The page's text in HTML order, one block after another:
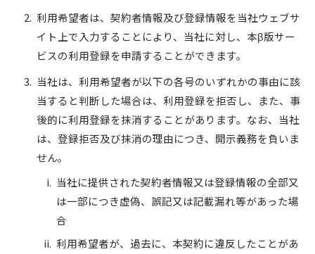
利用希望者は、契約者情報及び登録情報を当社ウェブサ
イト上で入力することにより、当社に対し、本β版サー
ビスの利用登録を申請することができます。
当社は、利用希望者が以下の各号のいずれかの事由に該
当すると判断した場合は、利用登録を拒否し、また、事
後的に利用登録を抹消することがあります。なお、当社
は、登録拒否及び抹消の理由につき、開示義務を負いま
せん。
当社に提供された契約者情報又は登録情報の全部又
は一部につき虚偽、誤記又は記載漏れ等があった場
合
利用希望者が、過去に、本契約に違反したことがあ